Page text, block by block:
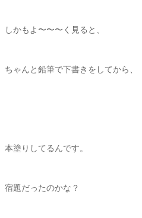
しかもよ〜〜〜く見ると、
ちゃんと鉛筆で下書きをしてから、
本塗りしてるんです。
宿題だったのかな？